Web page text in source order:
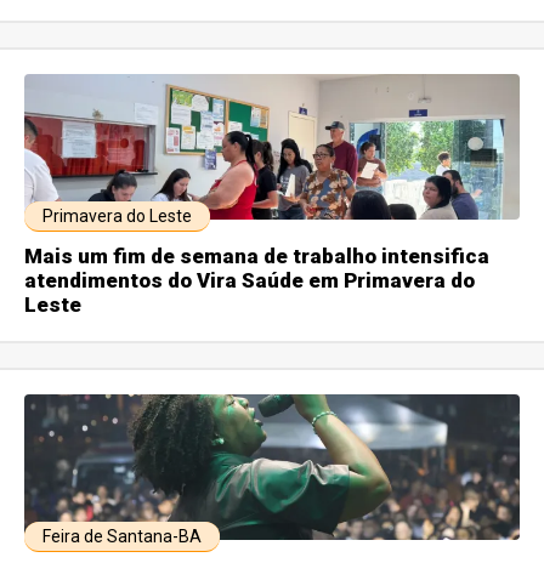
Primavera do Leste
Mais um fim de semana de trabalho intensifica
atendimentos do Vira Saúde em Primavera do
Leste
Feira de Santana-BA